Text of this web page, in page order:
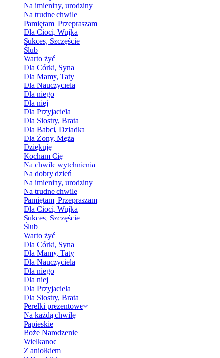
Na imieniny, urodziny
Na trudne chwile
Pamiętam, Przepraszam
Dla Cioci, Wujka
Sukces, Szczęście
Ślub
Warto żyć
Dla Córki, Syna
Dla Mamy, Taty
Dla Nauczyciela
Dla niego
Dla niej
Dla Przyjaciela
Dla Siostry, Brata
Dla Babci, Dziadka
Dla Żony, Męża
Dziękuję
Kocham Cię
Na chwile wytchnienia
Na dobry dzień
Na imieniny, urodziny
Na trudne chwile
Pamiętam, Przepraszam
Dla Cioci, Wujka
Sukces, Szczęście
Ślub
Warto żyć
Dla Córki, Syna
Dla Mamy, Taty
Dla Nauczyciela
Dla niego
Dla niej
Dla Przyjaciela
Dla Siostry, Brata
Perełki prezentowe
Na każdą chwilę
Papieskie
Boże Narodzenie
Wielkanoc
Z aniołkiem